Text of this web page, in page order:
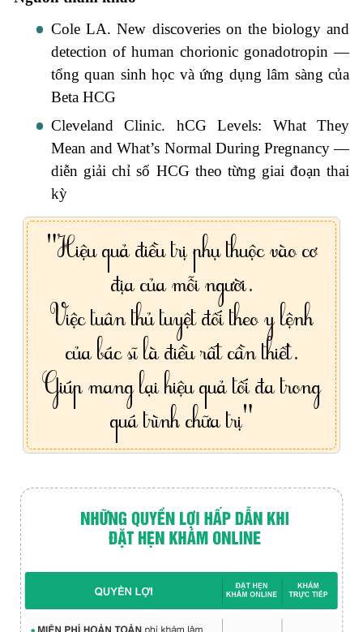
Cole LA.New discoveries on the biology and
detection of human chorionic gonadotropin —
tổng quan sinh học và ứng dụng lâm sàng của
Beta HCG
Cleveland Clinic. hCG Levels: What They
Mean and What’s Normal During Pregnancy —
diễn giải chỉ số HCG theo từng giai đoạn thai
kỳ
"Hiệu quả điều trị phụ thuộc vào cơ
địa của mỗi người.
Việc tuân thủ tuyệt đối theo y lệnh
của bác sĩ là điều rất cần thiết.
Giúp mang lại hiệu quả tối đa trong
quá trình chữa trị"